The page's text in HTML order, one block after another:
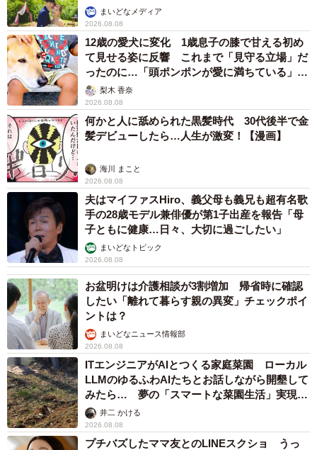
ました。
【子どもの不安定さと、心のケアの難しさ】
▽小学校の先生と合わず、学童も狭い建屋に子ども達がギ
ュウギュウに詰められている状態で、気が休まらなかった
ようです。仕事を続けながらの子どものケアは難しく、や
むなく退職しました。
▽学校では120%の頑張りを出して何も問題は起きず「出来
る子」として先生からは評価されていましたが、家ではそ
の反動が大きく癇癪がひどく出ていました。「やりたいこ
と」と「やらなければならないこと」の狭間で、優先順位
を立てて物事に取り掛かることが難しく親子で衝突にもな
りました。
子育て中の保護者に聞いた「働く理由」（提供画像）
まいどなメディア
2026.08.08
12歳の愛犬に変化 1歳息子の膝で甘える初め
て見せる姿に反響 これまで「見守る立場」だ
ったのに…「頭ポンポンが愛に満ちている」
「尊…」
梨木 香奈
2026.08.08
何かと人に舐められた黒髪時代 30代後半で金
髪デビューしたら…人生が激変！【漫画】
海川 まこと
2026.08.08
夫はマイファスHiro、義父母も義兄も超有名歌
手の28歳モデル兼俳優が第1子出産を報告「母
子ともに健康…日々、大切に過ごしたい」
まいどなトピック
2026.08.08
お盆明けは介護相談が3割増加 帰省時に確認
したい「離れて暮らす親の異変」チェックポイ
ントは？
まいどなニュース情報部
2026.08.08
ITエンジニアがAIとつくる家庭菜園 ローカル
LLMのゆるふわAIたちとお話しながら開墾して
みたら… 夢の「スマートな菜園生活」実現な
るか井二 かける
2026.08.08
プチバズしたママ友とのLINEスクショ うっ